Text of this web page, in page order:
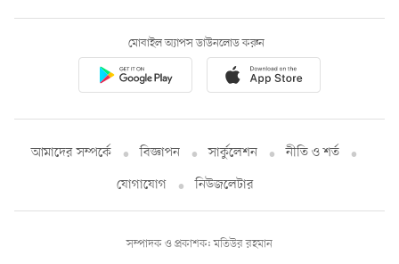
মোবাইল অ্যাপস ডাউনলোড করুন
আমাদের সম্পর্কে বিজ্ঞাপন সার্কুলেশন
নীতি ও শর্ত
যোগাযোগ
নিউজলেটার
সম্পাদক ও প্রকাশক: মতিউর রহমান